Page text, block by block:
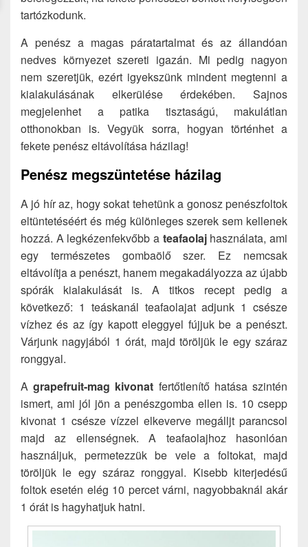
tartózkodunk.
A penész a magas páratartalmat és az állandóan
nedves környezet szereti igazán. Mi pedig nagyon
nem szeretjük, ezért igyekszünk mindent megtenni a
kialakulásának elkerülése érdekében. Sajnos
megjelenhet a patika tisztaságú, makulátlan
otthonokban is. Vegyük sorra, hogyan történhet a
fekete penész eltávolítása házilag!
Penész megszüntetése házilag
A jó hír az, hogy sokat tehetünk a gonosz penészfoltok
eltüntetéséért és még különleges szerek sem kellenek
hozzá. A legkézenfekvőbb a teafaolaj használata, ami
egy természetes gombaölő szer. Ez nemcsak
eltávolítja a penészt, hanem megakadályozza az újabb
spórák kialakulását is. A titkos recept pedig a
következő: 1 teáskanál teafaolajat adjunk 1 csésze
vízhez és az így kapott eleggyel fújjuk be a penészt.
Várjunk nagyjából 1 órát, majd töröljük le egy száraz
ronggyal.
Agrapefruit-mag kivonat fertőtlenítő hatása szintén
ismert, ami jól jön a penészgomba ellen is. 10 csepp
kivonat 1 csésze vízzel elkeverve megálljt parancsol
majd az ellenségnek. A teafaolajhoz hasonlóan
használjuk, permetezzük be vele a foltokat, majd
töröljük le egy száraz ronggyal. Kisebb kiterjedésű
foltok esetén elég 10 percet várni, nagyobbaknál akár
1 órát is hagyhatjuk hatni.